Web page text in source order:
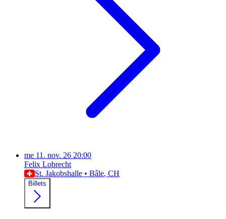
me 11. nov. 26 20:00
Felix Lobrecht
St. Jakobshalle • Bâle, CH
Billets